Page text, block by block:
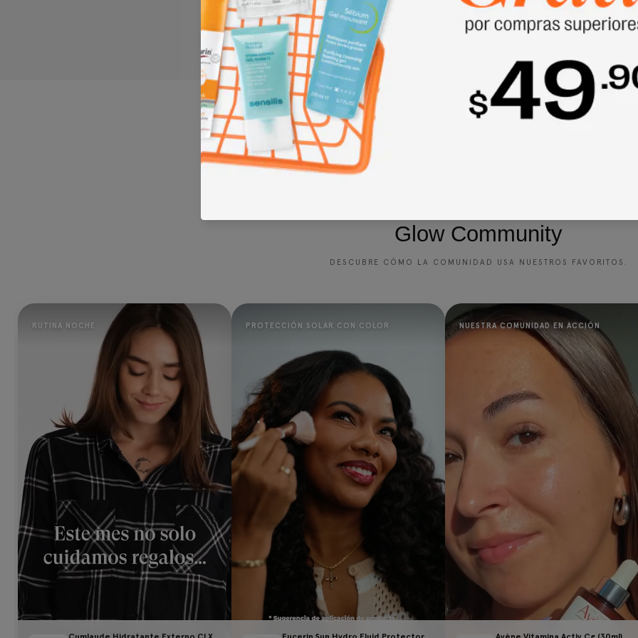
Reseñas de Clientes
Glow Community
DESCUBRE CÓMO LA COMUNIDAD USA NUESTROS FAVORITOS.
RUTINA NOCHE PROTECCIÓN SOLAR CON COLOR NUESTRA COMUNIDAD EN ACCIÓN